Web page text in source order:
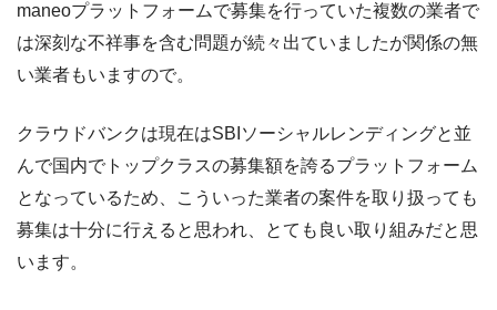
maneoプラットフォームで募集を行っていた複数の業者で
は深刻な不祥事を含む問題が続々出ていましたが関係の無
い業者もいますので。
クラウドバンクは現在はSBIソーシャルレンディングと並
んで国内でトップクラスの募集額を誇るプラットフォーム
となっているため、こういった業者の案件を取り扱っても
募集は十分に行えると思われ、とても良い取り組みだと思
います。